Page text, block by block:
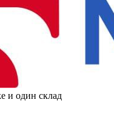
и один склад